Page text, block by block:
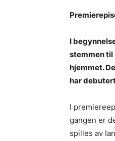
I
stemmen til
hjemmet.
har
I
gangen er
spilles av